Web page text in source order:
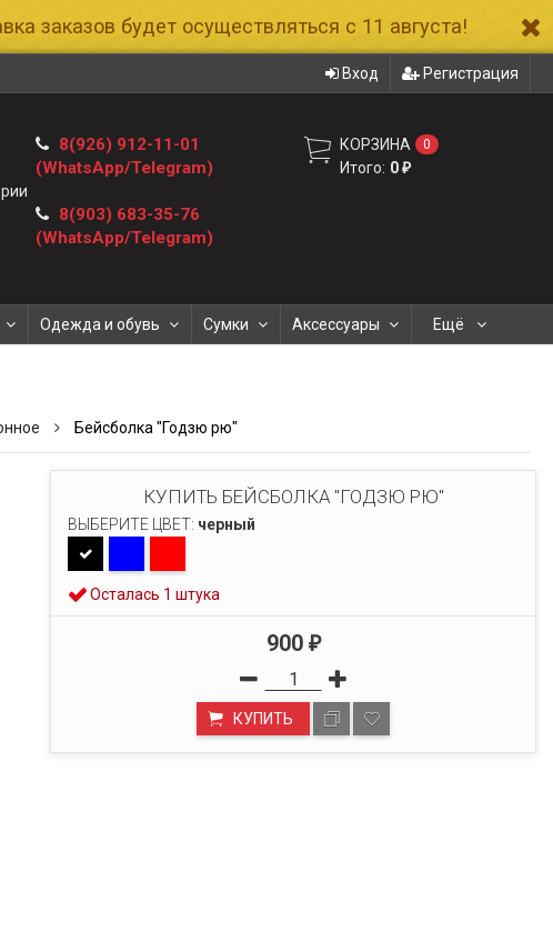
заказов будет осуществляться с 11 августа!
Вход Регистрация
8(926) 912-11-01
(WhatsApp/Telegram)
8(903) 683-35-76
(WhatsApp/Telegram)
КОРЗИНА 0
Итого: 0₽
Одежда и обувь Сумки Аксессуары Ещё
Бейсболка "Годзю рю"
КУПИТЬ БЕЙСБОЛКА "ГОДЗЮ РЮ"
ВЫБЕРИТЕ ЦВЕТ: черный
Осталась 1 штука
900 ₽
КУПИТЬ